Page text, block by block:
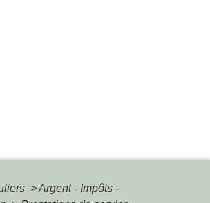
>Argent - Impôts -